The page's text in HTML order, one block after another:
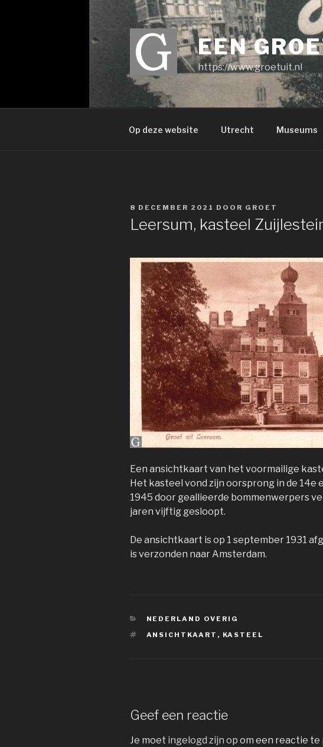
EEN
https://www.groetuit.nl
Op deze website Utrecht Museums
GEPLAATST
8 DECEMBER 2021 DOOR GROET
Leersum, kasteel
Een ansichtkaart van het voormailige
Het kasteel vond zijn oorsprong in de 14e
1945 door geallieerde bommenwerpers
jaren vijftig gesloopt.
De ansichtkaart is op 1 september 1931
is verzonden naar Amsterdam.
CATEGORIEËN
NEDERLAND OVERIG
TAGS
ANSICHTKAART , KASTEEL
Geef een reactie
Je moet ingelogd zijn op om een reactie te